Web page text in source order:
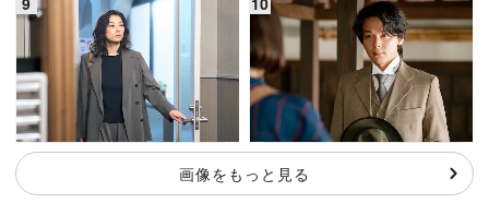
画像をもっと見る